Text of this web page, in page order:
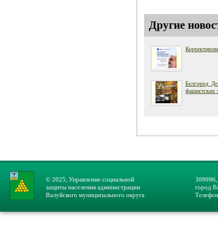
Другие
Белгород.
фашистских
© 2025, Управление социальной
защиты населения администрации
Валуйского муниципального округа
309996,
город